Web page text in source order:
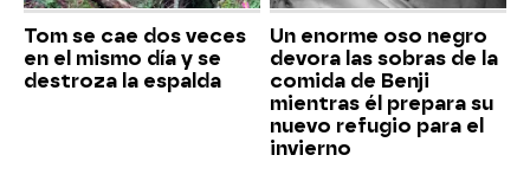
Tom se cae dos veces
en el mismo día y se
destroza la espalda
Un enorme oso negro
devora las sobras de la
comida de Benji
mientras él prepara su
nuevo refugio para el
invierno